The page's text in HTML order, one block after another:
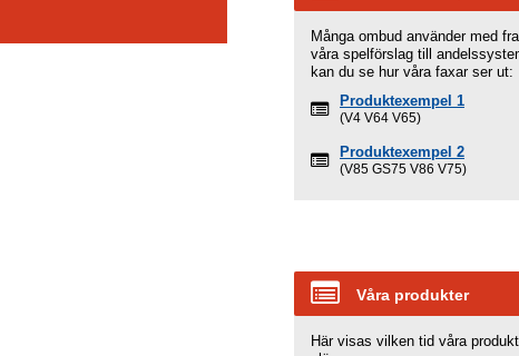
Många ombud använder med
våra spelförslag till
kan du se hur våra faxar ser ut:
Produktexempel 1
(V4 V64 V65)
Produktexempel 2
(V85 GS75 V86 V75)
Våra produkter
Här visas vilken tid våra